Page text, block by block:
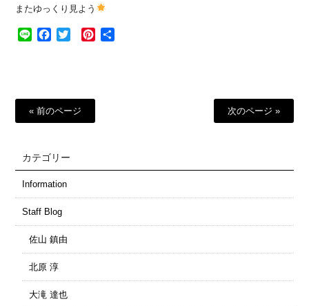
またゆっくり見よう
Line Facebook
Twitter Pinterest
« 前のページ 次のページ »
カテゴリー
Information
Staff Blog
佐山 鎮由
北原 淳
大滝 達也